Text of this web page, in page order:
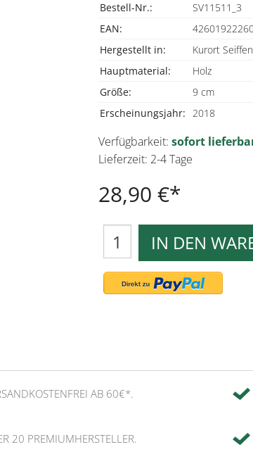
Bestell-Nr.:
SV11511_3
EAN:
Hergestellt in:
Kurort
Hauptmaterial:
Holz
Größe:
9 cm
Erscheinungsjahr: 2018
Verfügbarkeit: sofort
Lieferzeit: 2-4 Tage
28,90 €
IN DEN
AB 60€*.
20 PREMIUMHERSTELLER.